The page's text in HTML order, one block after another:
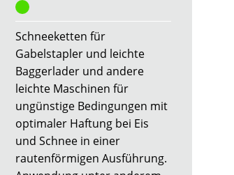
Schneeketten für
Gabelstapler und leichte
Baggerlader und andere
leichte Maschinen für
ungünstige Bedingungen mit
optimaler Haftung bei Eis
und Schnee in einer
rautenförmigen Ausführung.